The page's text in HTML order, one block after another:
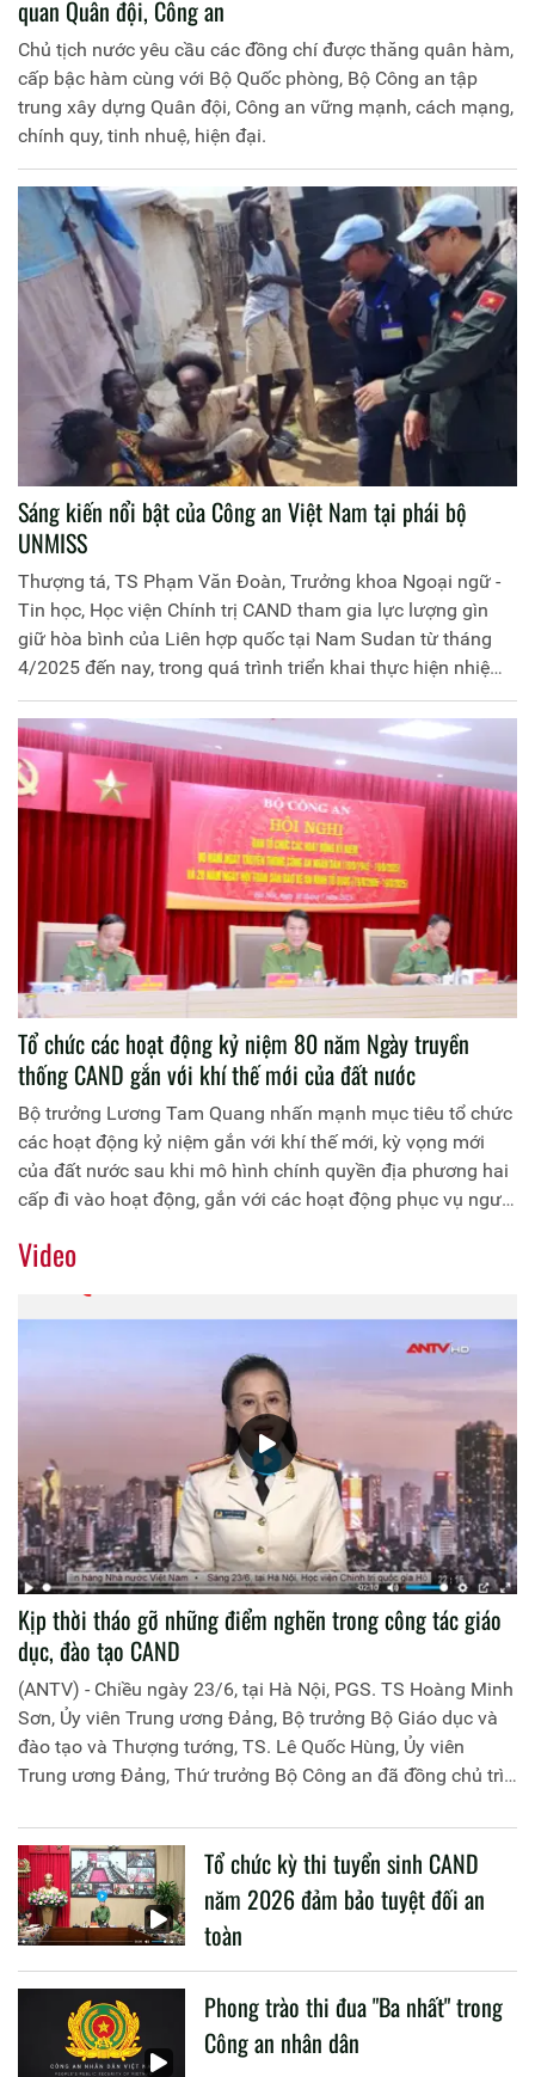
quan Quân đội, Công an
Chủ tịch nước yêu cầu các đồng chí được thăng quân hàm,
cấp bậc hàm cùng với Bộ Quốc phòng, Bộ Công an tập
trung xây dựng Quân đội, Công an vững mạnh, cách mạng,
chính quy, tinh nhuệ, hiện đại.
Sáng kiến nổi bật của Công an Việt Nam tại phái bộ
UNMISS
Thượng tá, TS Phạm Văn Đoàn, Trưởng khoa Ngoại ngữ -
Tin học, Học viện Chính trị CAND tham gia lực lượng gìn
giữ hòa bình của Liên hợp quốc tại Nam Sudan từ tháng
4/2025 đến nay, trong quá trình triển khai thực hiện nhiệm
vụ. Đồng chí đã tích cực nghiên cứu, ứng dụng công nghệ
thông tin trong thực hiện nhiệm vụ, trong đó đã xây dựng
nên phần mềm xếp lịch tuần tra tự động và được chính
thức chấp thuận đưa vào sử dụng phần mềm tại Phòng
tuần tra kiểm soát, Sở Chỉ huy cảnh sát thủ đô Juba từ đầu
tháng 7/2025 sau 2 tuần chạy thử nghiệm thành công.
Ban Biên tập Trang Thông tin điện tử Học viện Chính trị
CAND trân trọng giới thiệu bài viết trên Báo CAND phản
ánh nội dung hoạt động này.
Tổ chức các hoạt động kỷ niệm 80 năm Ngày truyền
thống CAND gắn với khí thế mới của đất nước
Bộ trưởng Lương Tam Quang nhấn mạnh mục tiêu tổ chức
các hoạt động kỷ niệm gắn với khí thế mới, kỳ vọng mới
của đất nước sau khi mô hình chính quyền địa phương hai
cấp đi vào hoạt động, gắn với các hoạt động phục vụ người
với nhiệm vụ công tác Công an, nhất là trong bảo đảm
Video
Kịp thời tháo gỡ những điểm nghẽn trong công tác giáo
dục, đào tạo CAND
(ANTV) - Chiều ngày 23/6, tại Hà Nội, PGS. TS Hoàng Minh
Sơn, Ủy viên Trung ương Đảng, Bộ trưởng Bộ Giáo dục và
đào tạo và Thượng tướng, TS. Lê Quốc Hùng, Ủy viên
Trung ương Đảng, Thứ trưởng Bộ Công an đã đồng chủ trì
liên quan đến công tác giáo dục và đào tạo của lực lượng
CAND.
Tổ chức kỳ thi tuyển sinh CAND
năm 2026 đảm bảo tuyệt đối an
toàn
Phong trào thi đua "Ba nhất" trong
Công an nhân dân